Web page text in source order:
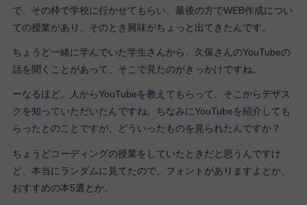
で、その枠で学校に行かせてもらい、最後の方でWEB作成につい
ての授業があり、そのとき興味がちょっと出てきたんです。
ちょうど一緒に学んでいた学生さんから、久保さんのYouTubeの
話を聞くことがあって、そこで見たのがきっかけですね。
ーなるほど。人からYouTubeを教えてもらって、そこからデザス
クを知っていただいたんですね。ちなみにYouTubeを紹介しても
らったとのことですが、どういったものを見られたんですか？
ちょうどコーディングの授業をしていたときだと思うんですけ
ど、本当にランダムに見てたので、フォントがありますよとか、
おすすめの本5選とか。